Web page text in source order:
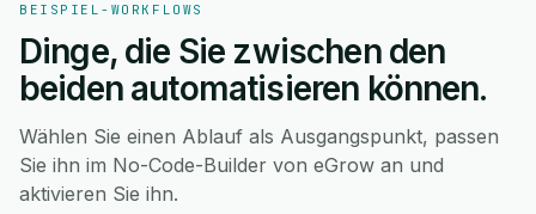
BEISPIEL-WORKFLOWS
Dinge, die Sie zwischen den
beiden automatisieren können.
Wählen Sie einen Ablauf als Ausgangspunkt, passen
Sie ihn im No-Code-Builder von eGrow an und
aktivieren Sie ihn.